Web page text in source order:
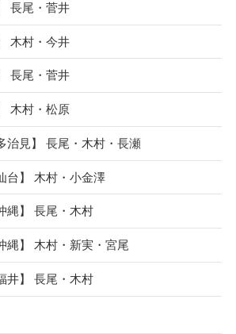
長尾・菅井
木村・今井
長尾・菅井
木村・松原
治見】 長尾・木村・長瀬
台】 木村・小金澤
縄】 長尾・木村
縄】 木村・新実・宮尾
井】 長尾・木村